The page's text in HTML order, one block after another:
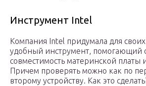
Инструмент Intel
Компания Intel придумала для
удобный инструмент, помогающий
совместимость материнской платы
Причем проверять можно как по
второму устройству. Как это